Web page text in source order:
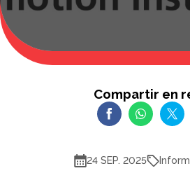
Compartir en
24 SEP. 2025